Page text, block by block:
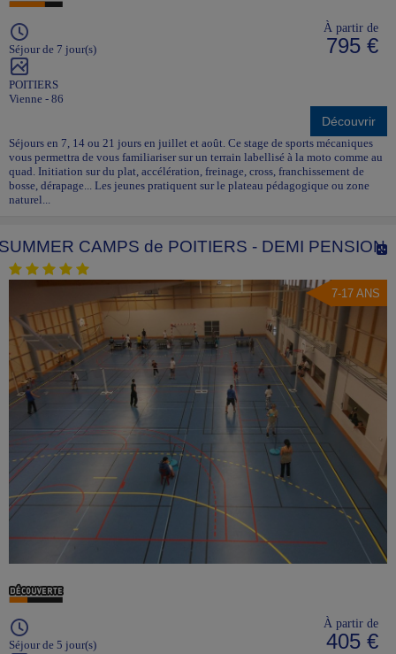
Séjour de 7 jour(s)
POITIERS
Vienne - 86
À partir de
795 €
Découvrir
Séjours en 7, 14 ou 21 jours en juillet et août. Ce stage de sports mécaniques
vous permettra de vous familiariser sur un terrain labellisé à la moto comme au
quad. Initiation sur du plat, accélération, freinage, cross, franchissement de
bosse, dérapage... Les jeunes pratiquent sur le plateau pédagogique ou zone
naturel...
CAMPS de POITIERS - DEMI PENSION
7-17 ANS
Séjour de 5 jour(s)
À partir de
405 €